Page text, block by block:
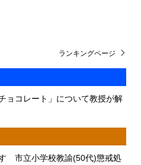
ョコレート」について教授が解
市立小学校教諭(50代)懲戒処
ランキングページ